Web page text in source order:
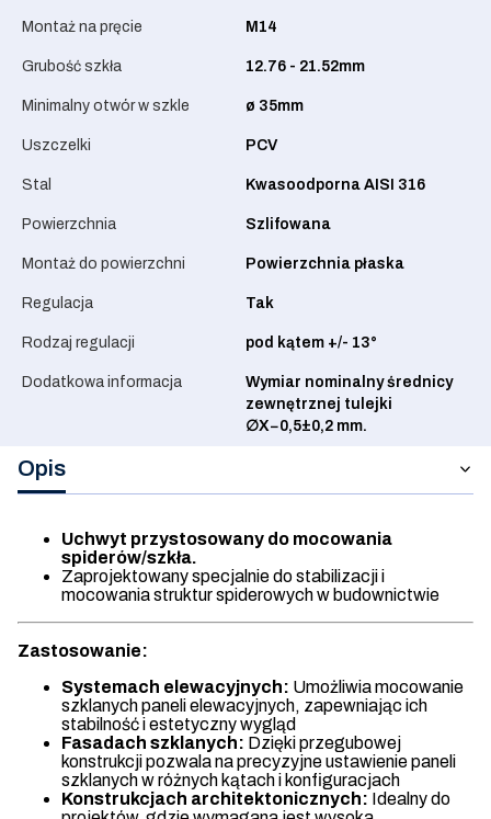
Montaż na pręcie M14
Grubość szkła 12.76 - 21.52mm
Minimalny otwór w szkle ø 35mm
Uszczelki PCV
Stal Kwasoodporna AISI 316
Powierzchnia Szlifowana
Montaż do powierzchni Powierzchnia płaska
Regulacja Tak
Rodzaj regulacji pod kątem +/- 13°
Dodatkowa informacja
Wymiar nominalny średnicy
zewnętrznej tulejki
∅X−0,5±0,2 mm.
Opis
Uchwyt przystosowany do mocowania
spiderów/szkła.
Zaprojektowany specjalnie do stabilizacji i
mocowania struktur spiderowych w budownictwie
Zastosowanie:
Systemach elewacyjnych: Umożliwia mocowanie
szklanych paneli elewacyjnych, zapewniając ich
stabilność i estetyczny wygląd
Fasadach szklanych: Dzięki przegubowej
konstrukcji pozwala na precyzyjne ustawienie paneli
szklanych w różnych kątach i konfiguracjach
Konstrukcjach architektonicznych: Idealny do